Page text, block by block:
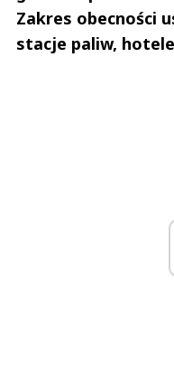
Zakres obecności
stacje paliw,